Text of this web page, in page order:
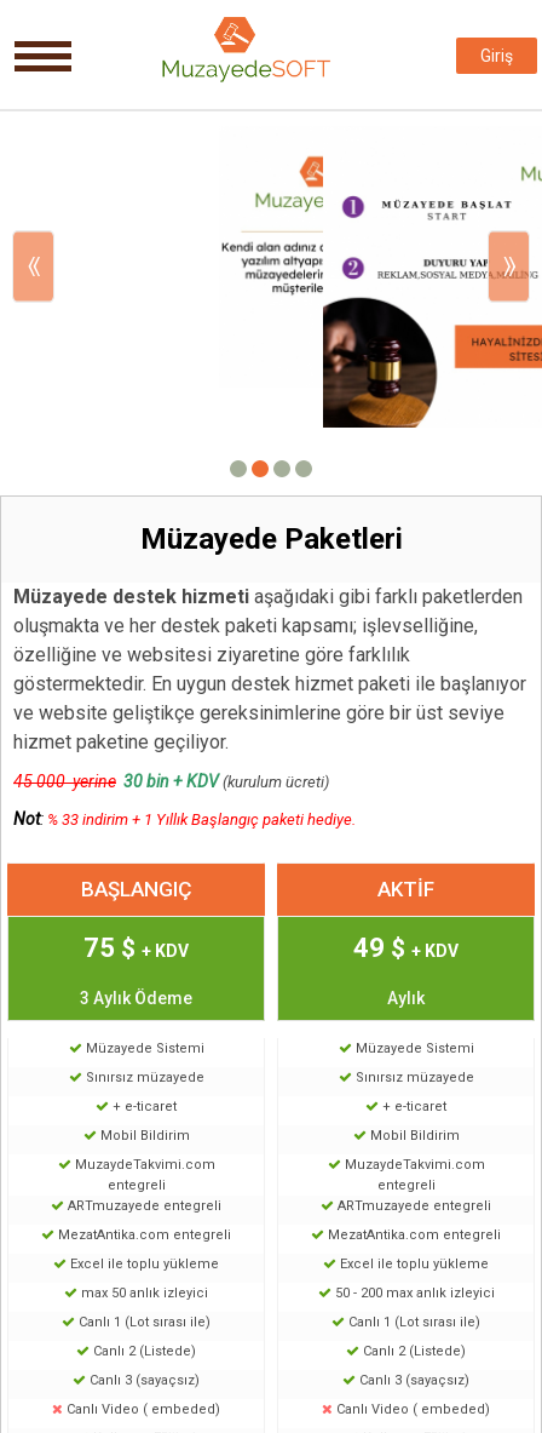
Giriş
« »
Müzayede Paketleri
Müzayede destek hizmeti aşağıdaki gibi farklı paketlerden
oluşmakta ve her destek paketi kapsamı; işlevselliğine,
özelliğine ve websitesi ziyaretine göre farklılık
göstermektedir. En uygun destek hizmet paketi ile başlanıyor
ve website geliştikçe gereksinimlerine göre bir üst seviye
hizmet paketine geçiliyor.
45 000 yerine 30 bin + KDV(kurulum ücreti)
Not: % 33 indirim + 1 Yıllık Başlangıç paketi hediye.
BAŞLANGIÇ
75 $ + KDV
3 Aylık Ödeme
Müzayede Sistemi
Sınırsız müzayede
+ e-ticaret
Mobil Bildirim
MuzaydeTakvimi.com
entegreli
ARTmuzayede entegreli
MezatAntika.com entegreli
Excel ile toplu yükleme
max 50 anlık izleyici
Canlı 1 (Lot sırası ile)
Canlı 2 (Listede)
Canlı 3 (sayaçsız)
Canlı Video ( embeded)
AKTİF
49 $ + KDV
Aylık
Müzayede Sistemi
Sınırsız müzayede
+ e-ticaret
Mobil Bildirim
MuzaydeTakvimi.com
entegreli
ARTmuzayede entegreli
MezatAntika.com entegreli
Excel ile toplu yükleme
50 - 200 max anlık izleyici
Canlı 1 (Lot sırası ile)
Canlı 2 (Listede)
Canlı 3 (sayaçsız)
Canlı Video ( embeded)